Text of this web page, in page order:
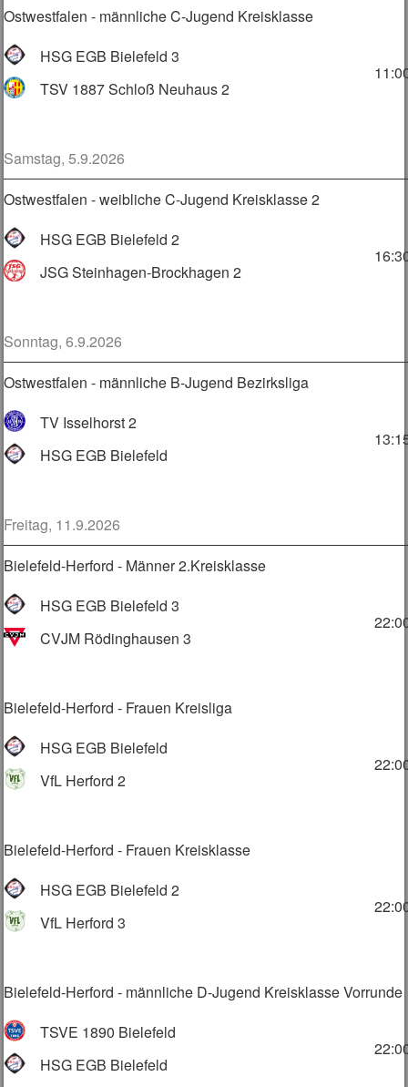
Ostwestfalen - männliche C-Jugend Kreisklasse
HSG EGB Bielefeld 3
TSV 1887 Schloß Neuhaus 2
Samstag, 5.9.2026
Ostwestfalen - weibliche C-Jugend Kreisklasse 2
HSG EGB Bielefeld 2
JSG Steinhagen-Brockhagen 2
Sonntag, 6.9.2026
Ostwestfalen - männliche B-Jugend Bezirksliga
TV Isselhorst 2
HSG EGB Bielefeld
Freitag, 11.9.2026
Bielefeld-Herford - Männer 2.Kreisklasse
HSG EGB Bielefeld 3
CVJM Rödinghausen 3
Bielefeld-Herford - Frauen Kreisliga
HSG EGB Bielefeld
VfL Herford 2
Bielefeld-Herford - Frauen Kreisklasse
HSG EGB Bielefeld 2
VfL Herford 3
Bielefeld-Herford - männliche D-Jugend Kreisklasse Vorrunde
TSVE 1890 Bielefeld
HSG EGB Bielefeld